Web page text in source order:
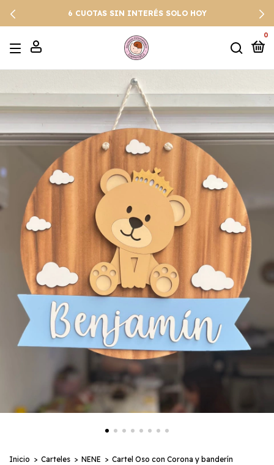
6 CUOTAS SIN INTERÉS SOLO HOY
0
Inicio > Carteles > NENE > Cartel Oso con Corona y banderín